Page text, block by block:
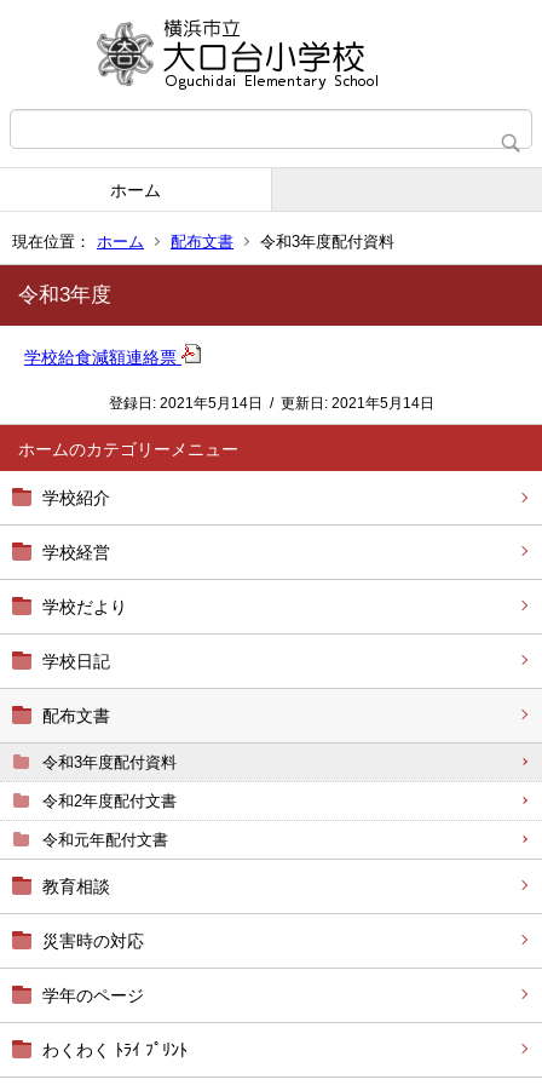
ホーム
現在位置： ホーム 配布文書 令和3年度配付資料
ホーム
学校紹介
学校経営
学校だより
学校日記
配布文書
令和3年度配付資料
令和2年度配付文書
令和元年配付文書
教育相談
災害時の対応
学年のページ
わくわく ﾄﾗｲ ﾌﾟﾘﾝﾄ
令和3年度
学校給食減額連絡票
登録日: 2021年5月14日 / 更新日: 2021年5月14日